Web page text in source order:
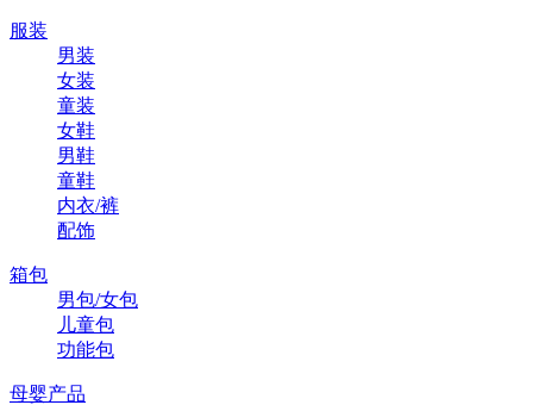
服装
男装
女装
童装
女鞋
男鞋
童鞋
内衣/裤
配饰
箱包
男包/女包
儿童包
功能包
母婴产品